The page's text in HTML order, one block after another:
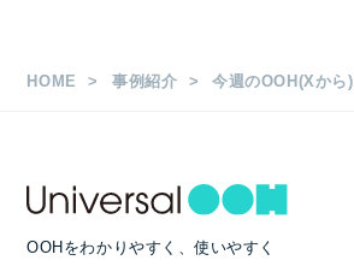
HOME 事例紹介 今週のOOH(Xから)
OOHをわかりやすく、使いやすく